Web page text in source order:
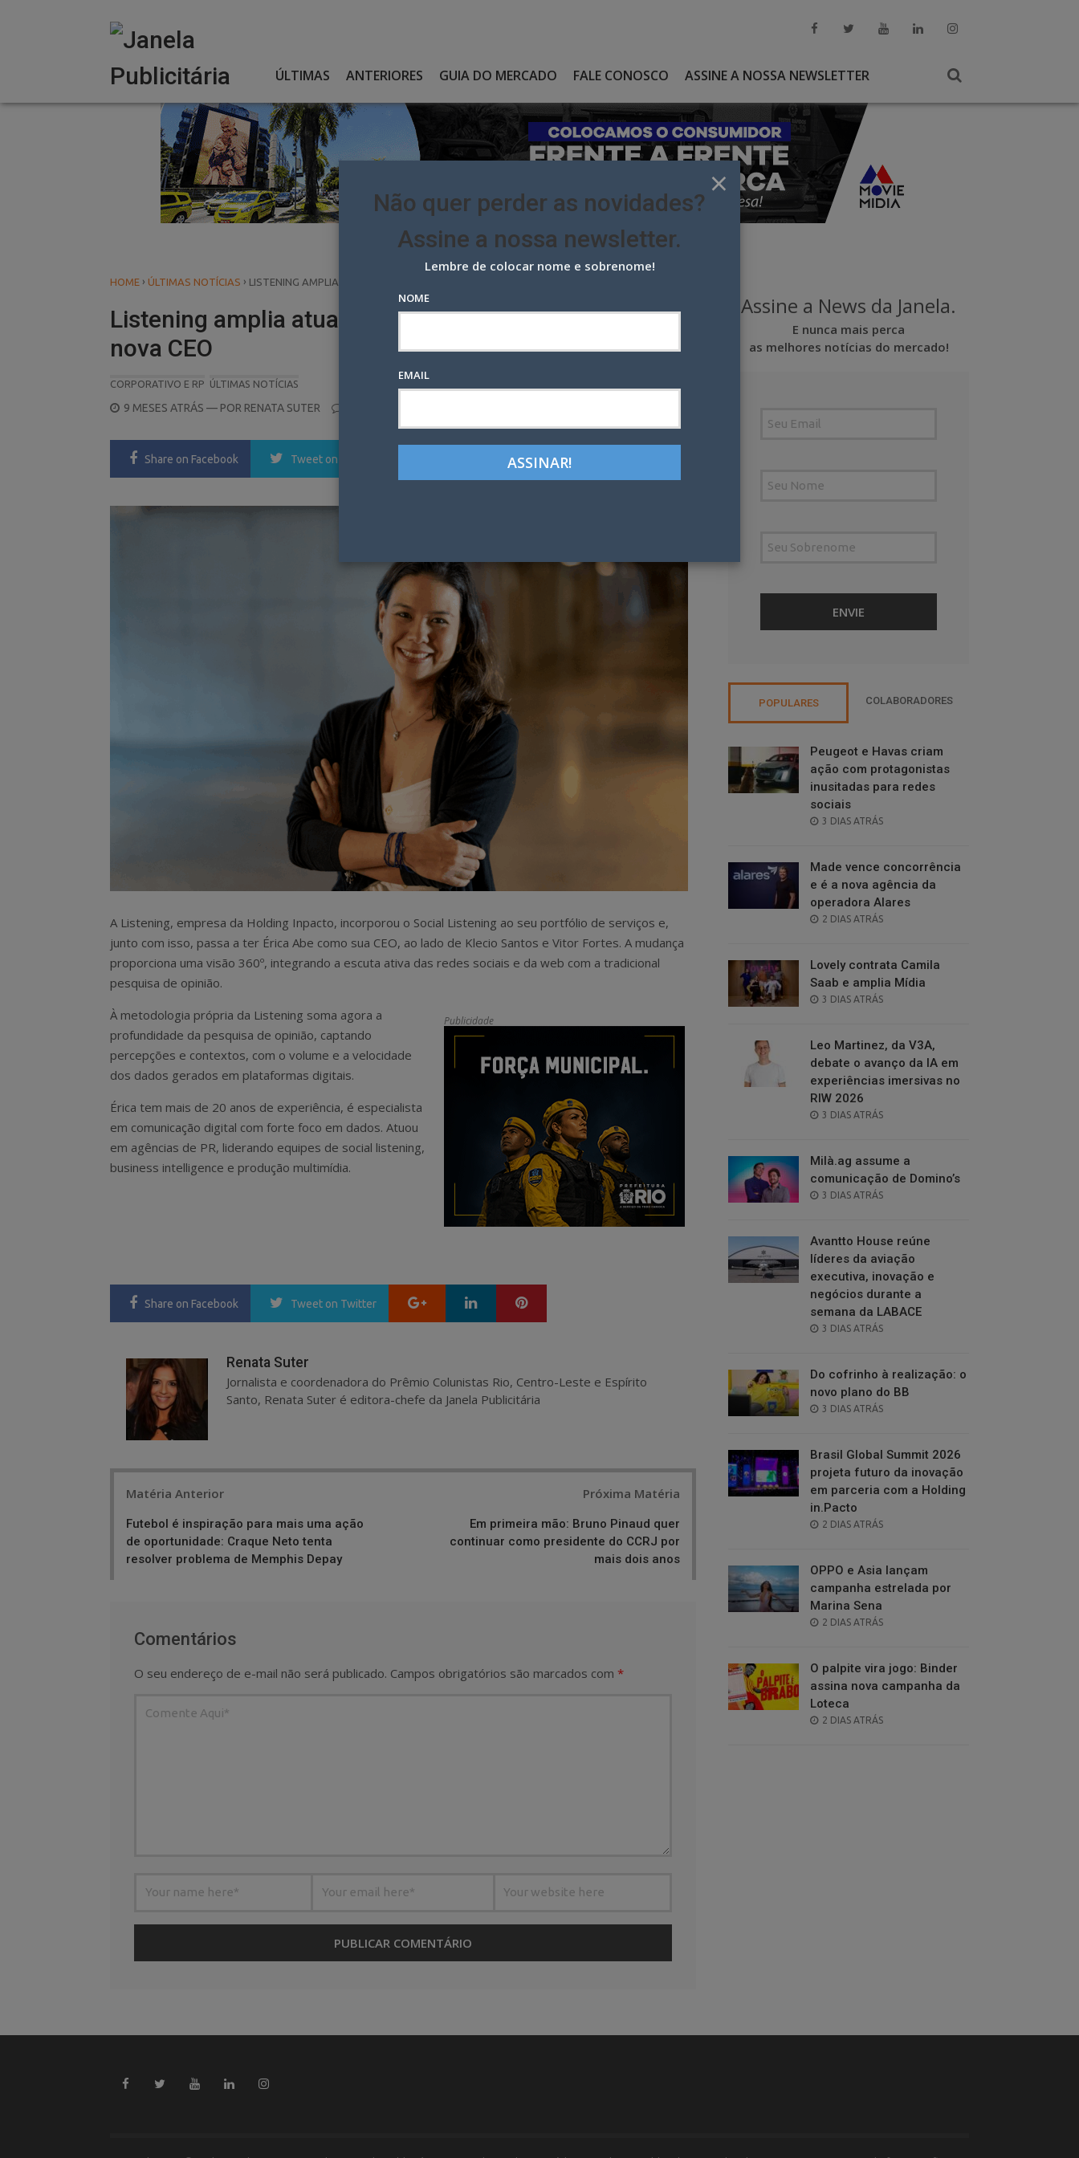
ÚLTIMAS ANTERIORES GUIA DO MERCADO FALE CONOSCO ASSINE A NOSSA NEWSLETTER
HOME › ÚLTIMAS NOTÍCIAS › LISTENING AMPLIA ATUAÇÃO COM SOCIAL LISTENING E TEM NOVA CEO
Listening amplia atuação com Social Listening e tem
nova CEO
CORPORATIVO E RP ÚLTIMAS NOTÍCIAS
POSTED
9 MESES ATRÁS — POR RENATA SUTER
Share on Facebook Tweet on Twitter LinkedIn Pinterest
A Listening, empresa da Holding Inpacto, incorporou o Social Listening ao seu portfólio de serviços e,
junto com isso, passa a ter Érica Abe como sua CEO, ao lado de Klecio Santos e Vitor Fortes. A mudança
proporciona uma visão 360º, integrando a escuta ativa das redes sociais e da web com a tradicional
pesquisa de opinião.
Publicidade
À metodologia própria da Listening soma agora a
profundidade da pesquisa de opinião, captando
percepções e contextos, com o volume e a velocidade
dos dados gerados em plataformas digitais.
Érica tem mais de 20 anos de experiência, é especialista
em comunicação digital com forte foco em dados. Atuou
em agências de PR, liderando equipes de social listening,
business intelligence e produção multimídia.
Share on Facebook Tweet on Twitter Google+ LinkedIn
Renata Suter
Jornalista e coordenadora do Prêmio Colunistas Rio, Centro-Leste e Espírito
Santo, Renata Suter é editora-chefe da Janela Publicitária
Matéria Anterior
Futebol é inspiração para mais uma ação
de oportunidade: Craque Neto tenta
resolver problema de Memphis Depay
Próxima Matéria
Em primeira mão: Bruno Pinaud quer
continuar como presidente do CCRJ por
mais dois anos
Comentários
O seu endereço de e-mail não será publicado. Campos obrigatórios são marcados com *
Assine a News da Janela.
E nunca mais perca
as melhores notícias do mercado!
POPULARES COLABORADORES
Peugeot e Havas criam
ação com protagonistas
inusitadas para redes
sociais
POSTED
3 DIAS ATRÁS
Made vence concorrência
e é a nova agência da
operadora Alares
POSTED
2 DIAS ATRÁS
Lovely contrata Camila
Saab e amplia Mídia
POSTED
3 DIAS ATRÁS
Leo Martinez, da V3A,
debate o avanço da IA em
experiências imersivas no
RIW 2026
POSTED
3 DIAS ATRÁS
Milà.ag assume a
comunicação de Domino’s
POSTED
3 DIAS ATRÁS
Avantto House reúne
líderes da aviação
executiva, inovação e
negócios durante a
semana da LABACE
POSTED
3 DIAS ATRÁS
Do cofrinho à realização: o
novo plano do BB
POSTED
3 DIAS ATRÁS
Brasil Global Summit 2026
projeta futuro da inovação
em parceria com a Holding
in.Pacto
POSTED
2 DIAS ATRÁS
OPPO e Asia lançam
campanha estrelada por
Marina Sena
POSTED
2 DIAS ATRÁS
O palpite vira jogo: Binder
assina nova campanha da
Loteca
POSTED
2 DIAS ATRÁS
×
Não quer perder as novidades?
Assine a nossa newsletter.
Lembre de colocar nome e sobrenome!
NOME
EMAIL